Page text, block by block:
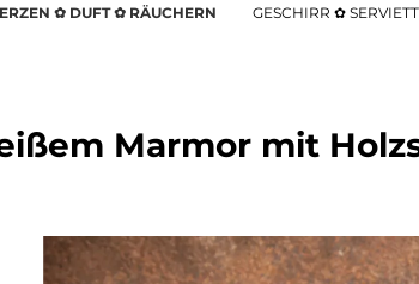
✿ DUFT ✿ RÄUCHERN GESCHIRR ✿
Marmor mit